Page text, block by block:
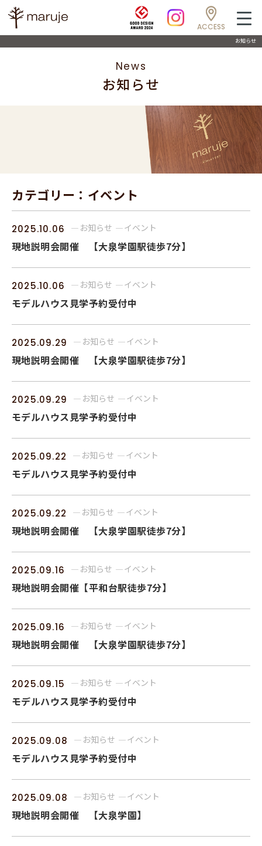
ACCESS
お知らせ
News
お知らせ
カテゴリー：イベント
2025.10.06 お知らせ イベント
現地説明会開催 【大泉学園駅徒歩7分】
2025.10.06 お知らせ イベント
モデルハウス見学予約受付中
2025.09.29 お知らせ イベント
現地説明会開催 【大泉学園駅徒歩7分】
2025.09.29 お知らせ イベント
モデルハウス見学予約受付中
2025.09.22 お知らせ イベント
モデルハウス見学予約受付中
2025.09.22 お知らせ イベント
現地説明会開催 【大泉学園駅徒歩7分】
2025.09.16 お知らせ イベント
現地説明会開催【平和台駅徒歩7分】
2025.09.16 お知らせ イベント
現地説明会開催 【大泉学園駅徒歩7分】
2025.09.15 お知らせ イベント
モデルハウス見学予約受付中
2025.09.08 お知らせ イベント
モデルハウス見学予約受付中
2025.09.08 お知らせ イベント
現地説明会開催 【大泉学園】